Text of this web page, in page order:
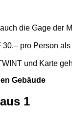
die Gage der
pro Person
und Karte
Gebäude
1